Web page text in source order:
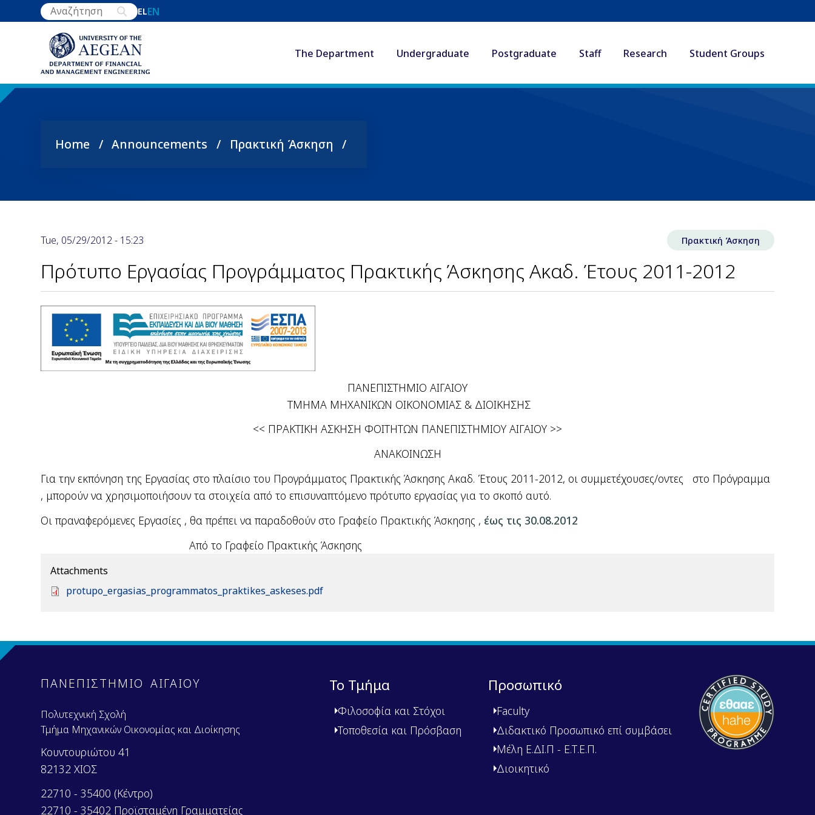
to
ELEN
The Department Undergraduate Postgraduate Staff Research Student Groups
Breadcrumb
Home Announcements Πρακτική Άσκηση
Tue, 05/29/2012 - 15:23 Πρακτική Άσκηση
Πρότυπο Εργασίας Προγράμματος Πρακτικής Άσκησης Ακαδ. Έτους 2011-2012
ΠΑΝΕΠΙΣΤΗΜΙΟ ΑΙΓΑΙΟΥ
ΤΜΗΜΑ ΜΗΧΑΝΙΚΩΝ ΟΙΚΟΝΟΜΙΑΣ & ΔΙΟΙΚΗΣΗΣ
<< ΠΡΑΚΤΙΚΗ ΑΣΚΗΣΗ ΦΟΙΤΗΤΩΝ ΠΑΝΕΠΙΣΤΗΜΙΟΥ ΑΙΓΑΙΟΥ >>
ΑΝΑΚΟΙΝΩΣΗ
Για την εκπόνηση της Εργασίας στο πλαίσιο του Προγράμματος Πρακτικής Άσκησης Ακαδ. Έτους 2011-2012, οι συμμετέχουσες/οντες
στο Πρόγραμμα
, μπορούν να χρησιμοποιήσουν τα στοιχεία από το επισυναπτόμενο πρότυπο εργασίας για το σκοπό αυτό.
Οι πραναφερόμενες Εργασίες , θα πρέπει να παραδοθούν στο Γραφείο Πρακτικής Άσκησης , έως τις 30.08.2012
Από το Γραφείο Πρακτικής Άσκησης
Attachments
D
n
protupo_ergasias_programmatos_praktikes_askeses.pdf
ΠΑΝΕΠΙΣΤΗΜΙΟ ΑΙΓΑΙΟΥ
Πολυτεχνική Σχολή
Τμήμα Μηχανικών Οικονομίας και Διοίκησης
Κουντουριώτου 41
82132 ΧΙΟΣ
22710 - 35400 (Κέντρο)
22710 - 35402 Προϊσταμένη Γραμματείας
Το Τμήμα
Φιλοσοφία και Στόχοι
Τοποθεσία και Πρόσβαση
Προσωπικό
Faculty
Διδακτικό Προσωπικό επί συμβάσει
Μέλη Ε.ΔΙ.Π - Ε.Τ.Ε.Π.
Διοικητικό